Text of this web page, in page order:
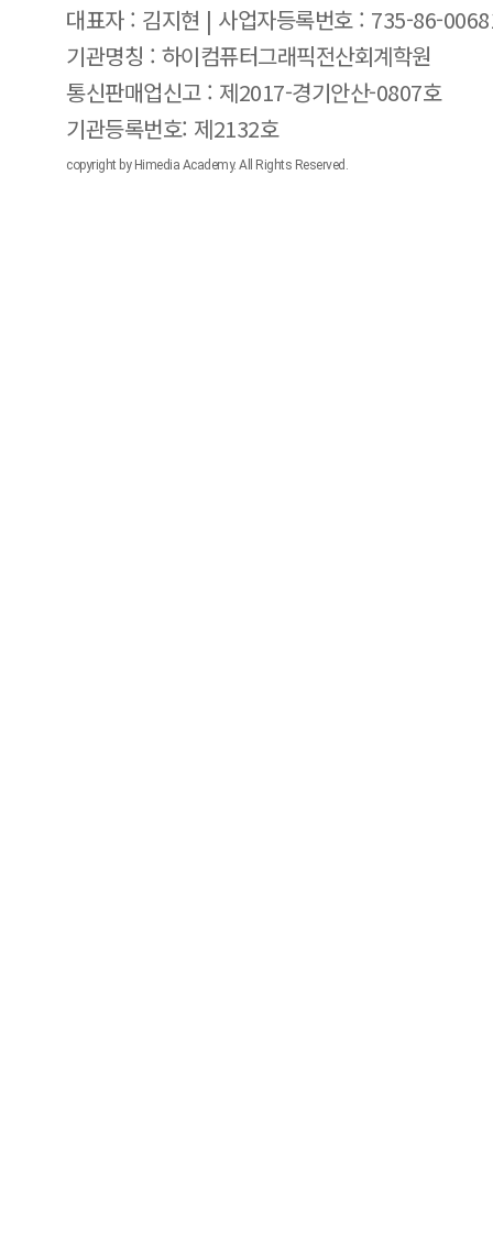
대표자 : 김지현 | 사업자등록번호 : 735-86-
기관명칭 : 하이컴퓨터그래픽전산회계학원
통신판매업신고 : 제2017-경기안산-0807호
기관등록번호: 제2132호
copyright by Himedia Academy. All Rights Reserved.